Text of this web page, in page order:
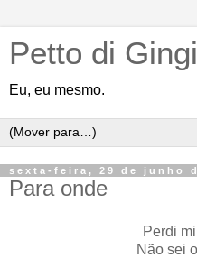
Petto di
Eu, eu mesmo.
sexta-feira, 29 de junho
Para onde
Perdi
Não sei